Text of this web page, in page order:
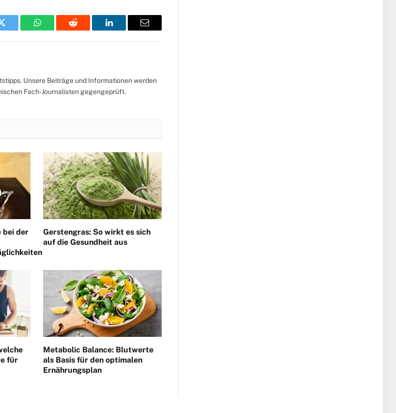
Twitter WhatsAppReddit LinkedIn Email
Unsere Beiträge und Informationen werden
Fach-Journalisten gegengeprüft.
bei der
Gerstengras: So wirkt es sich
auf die Gesundheit aus
für
Metabolic Balance: Blutwerte
als Basis für den optimalen
Ernährungsplan